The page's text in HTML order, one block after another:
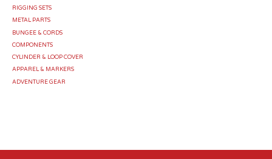
RIGGING SETS
METAL PARTS
BUNGEE & CORDS
COMPONENTS
CYLINDER & LOOP COVER
APPAREL & MARKERS
ADVENTURE GEAR